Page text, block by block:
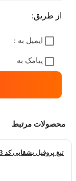
از طریق:
ایمیل به :
پیامک به
محصولات مرتبط
تیغ پروفیل بشقابی کد 401273